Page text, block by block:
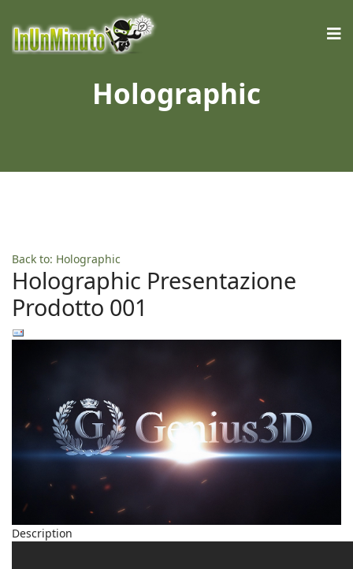
Holographic
Back to: Holographic
Holographic Presentazione
Prodotto 001
Description